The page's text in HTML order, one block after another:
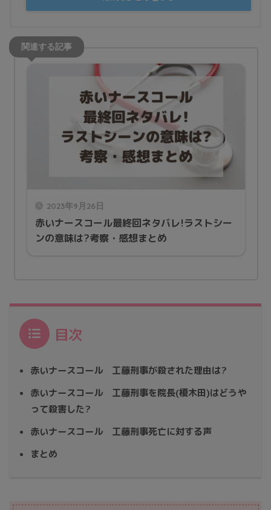
2023年9月26日
赤いナースコール最終回ネタバレ!ラストシー
ンの意味は?考察・感想まとめ
目次
赤いナースコール 工藤刑事が殺された理由は?
赤いナースコール 工藤刑事を院長(榎木田)はどうや
って殺害した?
赤いナースコール 工藤刑事死亡に対する声
まとめ